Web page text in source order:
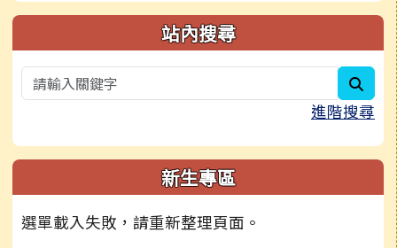
站內搜尋
進階搜尋
新生專區
選單載入失敗，請重新整理頁面。